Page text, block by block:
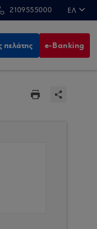
2109555000 ΕΛ
πελάτης e-Banking